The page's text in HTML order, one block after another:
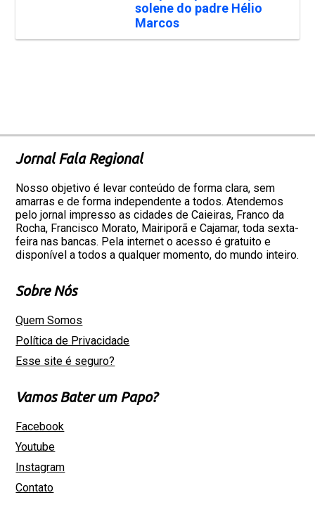
solene do padre Hélio
Marcos
Jornal Fala Regional
Nosso objetivo é levar conteúdo de forma clara, sem
amarras e de forma independente a todos. Atendemos
pelo jornal impresso as cidades de Caieiras, Franco da
Rocha, Francisco Morato, Mairiporã e Cajamar, toda sexta-
feira nas bancas. Pela internet o acesso é gratuito e
disponível a todos a qualquer momento, do mundo inteiro.
Sobre Nós
Quem Somos
Política de Privacidade
Esse site é seguro?
Vamos Bater um Papo?
Facebook
Youtube
Instagram
Contato